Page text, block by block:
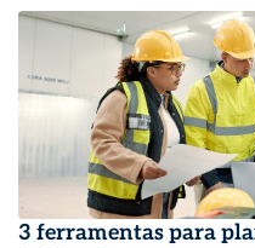
3 ferramentas para